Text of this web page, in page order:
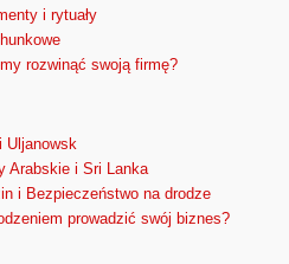
i rytuały
rozwinąć swoją firmę?
Uljanowsk
Arabskie i Sri Lanka
i Bezpieczeństwo na drodze
prowadzić swój biznes?